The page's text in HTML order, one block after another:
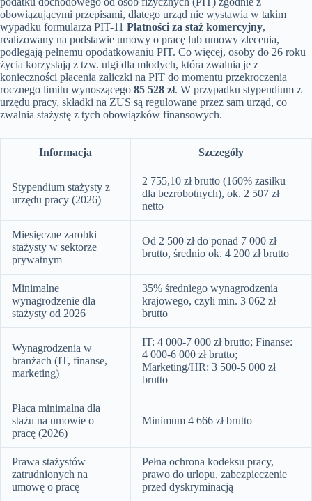
obowiązującymi przepisami, dlatego urząd nie wystawia w takim
wypadku formularza PIT-11 Płatności za staż komercyjny,
realizowany na podstawie umowy o pracę lub umowy zlecenia,
podlegają pełnemu opodatkowaniu PIT. Co więcej, osoby do 26 roku
życia korzystają z tzw. ulgi dla młodych, która zwalnia je z
konieczności płacenia zaliczki na PIT do momentu przekroczenia
rocznego limitu wynoszącego 85 528 zł. W przypadku stypendium z
urzędu pracy, składki na ZUS są regulowane przez sam urząd, co
zwalnia stażystę z tych obowiązków finansowych.
Informacja Szczegóły
Stypendium stażysty z
urzędu pracy (2026)
2 755,10 zł brutto (160% zasiłku
dla bezrobotnych), ok. 2 507 zł
netto
Miesięczne zarobki
stażysty w sektorze
prywatnym
Od 2 500 zł do ponad 7 000 zł
brutto, średnio ok. 4 200 zł brutto
Minimalne
wynagrodzenie dla
stażysty od 2026
35% średniego wynagrodzenia
krajowego, czyli min. 3 062 zł
brutto
Wynagrodzenia w
branżach (IT, finanse,
marketing)
IT: 4 000-7 000 zł brutto; Finanse:
4 000-6 000 zł brutto;
Marketing/HR: 3 500-5 000 zł
brutto
Płaca minimalna dla
stażu na umowie o
pracę (2026)
Minimum 4 666 zł brutto
Prawa stażystów
zatrudnionych na
umowę o pracę
Pełna ochrona kodeksu pracy,
prawo do urlopu, zabezpieczenie
przed dyskryminacją